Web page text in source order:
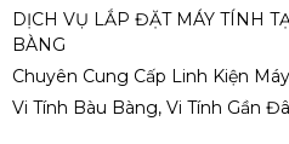
DỊCH VỤ LẮP ĐẶT MÁY TÍNH
BÀNG
Chuyên Cung Cấp Linh Kiện
Vi Tính Bàu Bàng, Vi Tính Gần